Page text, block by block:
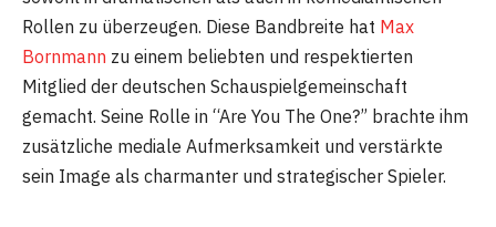
Rollen zu überzeugen. Diese Bandbreite hat Max
Bornmann zu einem beliebten und respektierten
Mitglied der deutschen Schauspielgemeinschaft
gemacht. Seine Rolle in “Are You The One?” brachte ihm
zusätzliche mediale Aufmerksamkeit und verstärkte
sein Image als charmanter und strategischer Spieler.